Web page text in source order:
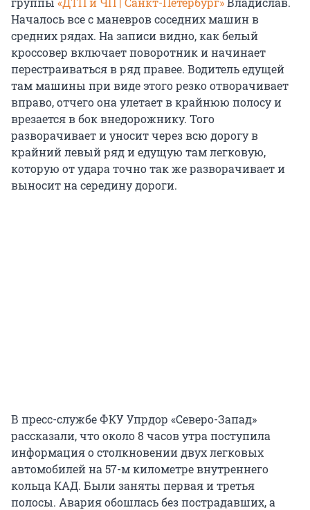
Началось все с маневров соседних машин в
средних рядах. На записи видно, как белый
кроссовер включает поворотник и начинает
перестраиваться в ряд правее. Водитель едущей
там машины при виде этого резко отворачивает
вправо, отчего она улетает в крайнюю полосу и
врезается в бок внедорожнику. Того
разворачивает и уносит через всю дорогу в
крайний левый ряд и едущую там легковую,
которую от удара точно так же разворачивает и
выносит на середину дороги.
В пресс-службе ФКУ Упрдор «Северо-Запад»
рассказали, что около 8 часов утра поступила
информация о столкновении двух легковых
автомобилей на 57-м километре внутреннего
кольца КАД. Были заняты первая и третья
полосы. Авария обошлась без пострадавших, а